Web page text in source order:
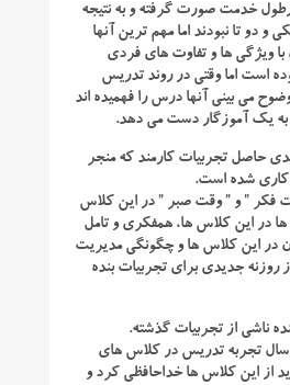
خدمت صورت گرفته و به نتیجه
و دو تا نبودند اما مهم ترین آنها
با ویژگی ها و تفاوت های فردی
است اما وقتی در روند تدریس
می بینی آنها درس را فهمیده اند
یک آموزگار دست می دهد.
حاصل تجربیات کارمند که منجر
کاری شده است.
فکر ” و ” وقت صبر ” در این کلاس
ها در این کلاس ها، همفکری و تامل
در این کلاس ها و چگونگی مدیریت
روزنه جدیدی برای تجربیات بنده
سال تجربه تدریس در کلاس های
از این کلاس ها خداحافظی کرد و